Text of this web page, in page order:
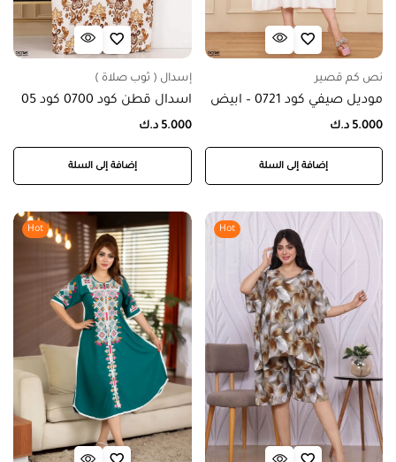
نص كم قصير
موديل صيفي كود 0721 – ابيض
5.000 د.ك
إضافة إلى السلة
إسدال ( ثوب صلاة )
اسدال قطن كود 0700 كود 05
5.000 د.ك
إضافة إلى السلة
Hot
Hot